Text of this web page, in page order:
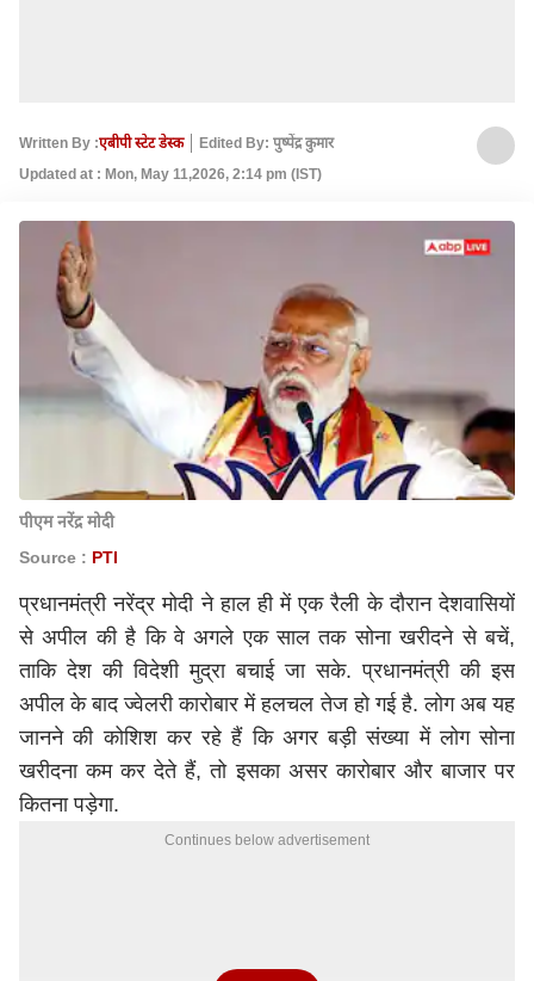
Written By :एबीपी स्टेट डेस्क
Edited By: पुष्पेंद्र कुमार
Updated at : Mon, May 11,2026, 2:14 pm (IST)
पीएम नरेंद्र मोदी
Source : PTI
प्रधानमंत्रीनरेंद्र मोदीने हाल ही में एक रैली के दौरान देशवासियों
से अपील की है कि वे अगले एक साल तक सोना खरीदने से बचें,
ताकि देश की विदेशी मुद्रा बचाई जा सके. प्रधानमंत्री की इस
अपील के बाद ज्वेलरी कारोबार में हलचल तेज हो गई है. लोग अब यह
जानने की कोशिश कर रहे हैं कि अगर बड़ी संख्या में लोग सोना
खरीदना कम कर देते हैं, तो इसका असर कारोबार और बाजार पर
कितना पड़ेगा.
Continues below advertisement